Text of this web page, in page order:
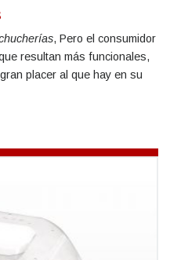
, Pero el consumidor
resultan más funcionales,
placer al que hay en su